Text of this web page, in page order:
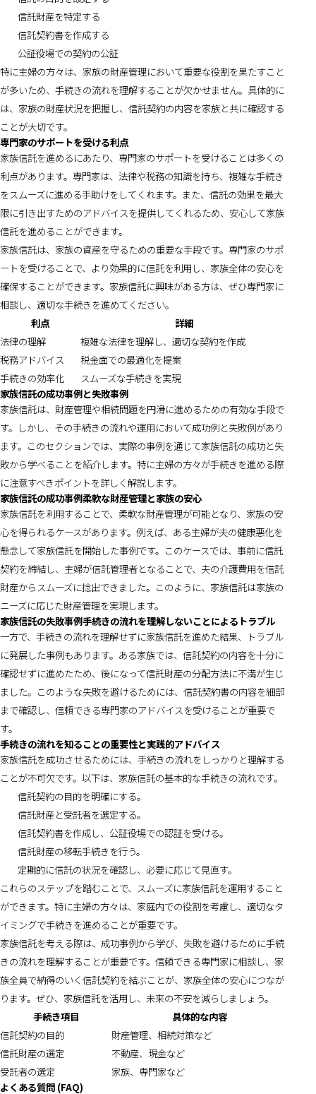
信託財産を特定する
信託契約書を作成する
公証役場での契約の公証
特に主婦の方々は、家族の財産管理において重要な役割を果たすこと
が多いため、手続きの流れを理解することが欠かせません。具体的に
は、家族の財産状況を把握し、信託契約の内容を家族と共に確認する
ことが大切です。
専門家のサポートを受ける利点
家族信託を進めるにあたり、専門家のサポートを受けることは多くの
利点があります。専門家は、法律や税務の知識を持ち、複雑な手続き
をスムーズに進める手助けをしてくれます。また、信託の効果を最大
限に引き出すためのアドバイスを提供してくれるため、安心して家族
信託を進めることができます。
家族信託は、家族の資産を守るための重要な手段です。専門家のサポ
ートを受けることで、より効果的に信託を利用し、家族全体の安心を
確保することができます。家族信託に興味がある方は、ぜひ専門家に
相談し、適切な手続きを進めてください。
利点
詳細
法律の理解
複雑な法律を理解し、適切な契約を作成
税務アドバイス
税金面での最適化を提案
手続きの効率化
スムーズな手続きを実現
家族信託の成功事例と失敗事例
家族信託は、財産管理や相続問題を円滑に進めるための有効な手段で
す。しかし、その手続きの流れや運用において成功例と失敗例があり
ます。このセクションでは、実際の事例を通じて家族信託の成功と失
敗から学べることを紹介します。特に主婦の方々が手続きを進める際
に注意すべきポイントを詳しく解説します。
家族信託の成功事例柔軟な財産管理と家族の安心
家族信託を利用することで、柔軟な財産管理が可能となり、家族の安
心を得られるケースがあります。例えば、ある主婦が夫の健康悪化を
懸念して家族信託を開始した事例です。このケースでは、事前に信託
契約を締結し、主婦が信託管理者となることで、夫の介護費用を信託
財産からスムーズに捻出できました。このように、家族信託は家族の
ニーズに応じた財産管理を実現します。
家族信託の失敗事例手続きの流れを理解しないことによるトラブル
一方で、手続きの流れを理解せずに家族信託を進めた結果、トラブル
に発展した事例もあります。ある家族では、信託契約の内容を十分に
確認せずに進めたため、後になって信託財産の分配方法に不満が生じ
ました。このような失敗を避けるためには、信託契約書の内容を細部
まで確認し、信頼できる専門家のアドバイスを受けることが重要で
す。
手続きの流れを知ることの重要性と実践的アドバイス
家族信託を成功させるためには、手続きの流れをしっかりと理解する
ことが不可欠です。以下は、家族信託の基本的な手続きの流れです。
信託契約の目的を明確にする。
信託財産と受託者を選定する。
信託契約書を作成し、公証役場での認証を受ける。
信託財産の移転手続きを行う。
定期的に信託の状況を確認し、必要に応じて見直す。
これらのステップを踏むことで、スムーズに家族信託を運用すること
ができます。特に主婦の方々は、家庭内での役割を考慮し、適切なタ
イミングで手続きを進めることが重要です。
家族信託を考える際は、成功事例から学び、失敗を避けるために手続
きの流れを理解することが重要です。信頼できる専門家に相談し、家
族全員で納得のいく信託契約を結ぶことが、家族全体の安心につなが
ります。ぜひ、家族信託を活用し、未来の不安を減らしましょう。
手続き項目
具体的な内容
信託契約の目的
財産管理、相続対策など
信託財産の選定
不動産、現金など
受託者の選定
家族、専門家など
よくある質問 (FAQ)